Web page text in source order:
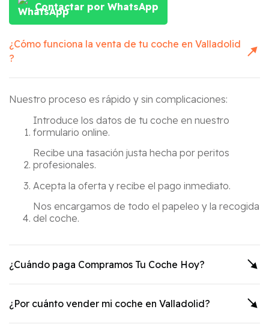
Contactar por WhatsApp
¿Cómo funciona la venta de tu coche en Valladolid
?
Nuestro proceso es rápido y sin complicaciones:
Introduce los datos de tu coche en nuestro
formulario online.
Recibe una tasación justa hecha por peritos
profesionales.
Acepta la oferta y recibe el pago inmediato.
Nos encargamos de todo el papeleo y la recogida
del coche.
¿Cuándo paga Compramos Tu Coche Hoy?
¿Por cuánto vender mi coche en Valladolid?